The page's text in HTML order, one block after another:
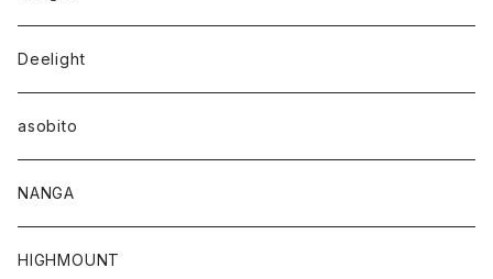
Deelight
asobito
NANGA
HIGHMOUNT